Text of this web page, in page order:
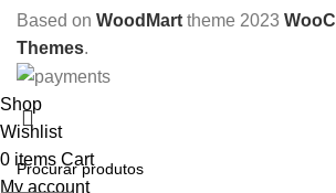
Based on WoodMart theme 2023
Themes.
Shop
Wishlist
0 items Cart
My account